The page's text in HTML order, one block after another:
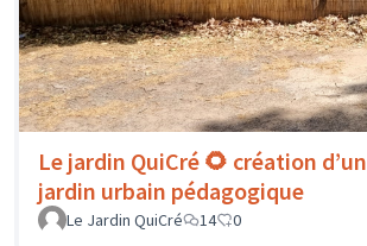
Le jardin QuiCré 🌻 création d’un
jardin urbain pédagogique
Le Jardin QuiCré
14 0